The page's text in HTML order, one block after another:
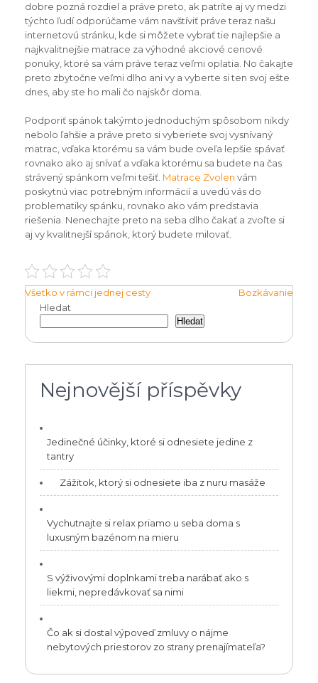
dobre pozná rozdiel a práve preto, ak patríte aj vy medzi
týchto ľudí odporúčame vám navštíviť práve teraz našu
internetovú stránku, kde si môžete vybrať tie najlepšie a
najkvalitnejšie matrace za výhodné akciové cenové
ponuky, ktoré sa vám práve teraz veľmi oplatia. No čakajte
preto zbytočne veľmi dlho ani vy a vyberte si ten svoj ešte
dnes, aby ste ho mali čo najskôr doma.
Podporiť spánok takýmto jednoduchým spôsobom nikdy
nebolo ľahšie a práve preto si vyberiete svoj vysnívaný
matrac, vďaka ktorému sa vám bude oveľa lepšie spávať
rovnako ako aj snívať a vďaka ktorému sa budete na čas
strávený spánkom veľmi tešiť. Matrace Zvolen vám
poskytnú viac potrebným informácií a uvedú vás do
problematiky spánku, rovnako ako vám predstavia
riešenia. Nenechajte preto na seba dlho čakať a zvoľte si
aj vy kvalitnejší spánok, ktorý budete milovať.
Navigace
pro
příspěvek
Všetko v rámci jednej cesty
Bozkávanie
Hledat
Hledat
Nejnovější příspěvky
Jedinečné účinky, ktoré si odnesiete jedine z
tantry
Zážitok, ktorý si odnesiete iba z nuru masáže
Vychutnajte si relax priamo u seba doma s
luxusným bazénom na mieru
S výživovými doplnkami treba narábať ako s
liekmi, nepredávkovať sa nimi
Čo ak si dostal výpoveď zmluvy o nájme
nebytových priestorov zo strany prenajímateľa?